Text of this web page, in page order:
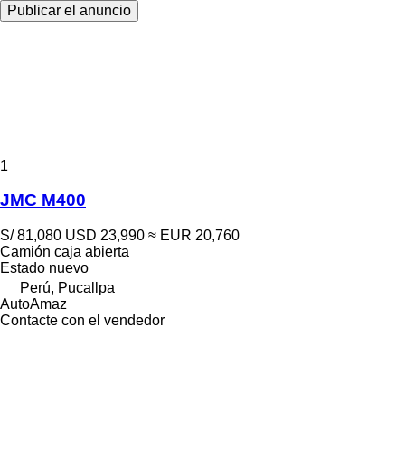
Publicar el anuncio
1
JMC M400
S/ 81,080 USD 23,990 ≈ EUR 20,760
Camión caja abierta
Estado nuevo
Perú, Pucallpa
AutoAmaz
Contacte con el vendedor